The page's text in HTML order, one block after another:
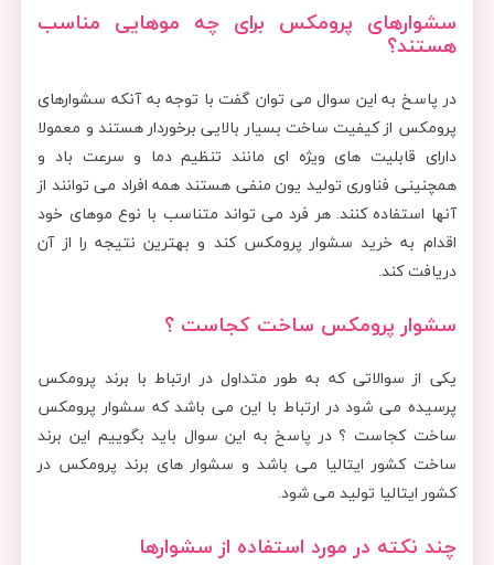
سشوارهای پرومکس برای چه موهایی مناسب
هستند؟
در پاسخ به این سوال می توان گفت با توجه به آنکه سشوارهای
پرومکس از کیفیت ساخت بسیار بالایی برخوردار هستند و معمولا
دارای قابلیت های ویژه ای مانند تنظیم دما و سرعت باد و
همچنینی فناوری تولید یون منفی هستند همه افراد می توانند از
آنها استفاده کنند. هر فرد می تواند متناسب با نوع موهای خود
اقدام به خرید سشوار پرومکس کند و بهترین نتیجه را از آن
دریافت کند.
سشوار پرومکس ساخت کجاست ؟
یکی از سوالاتی که به طور متداول در ارتباط با برند پرومکس
پرسیده می شود در ارتباط با این می باشد که سشوار پرومکس
ساخت کجاست ؟ در پاسخ به این سوال باید بگوییم این برند
ساخت کشور ایتالیا می باشد و سشوار های برند پرومکس در
کشور ایتالیا تولید می شود.
چند نکته در مورد استفاده از سشوارها